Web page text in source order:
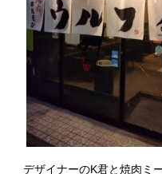
デザイナーのK君と焼肉ミ